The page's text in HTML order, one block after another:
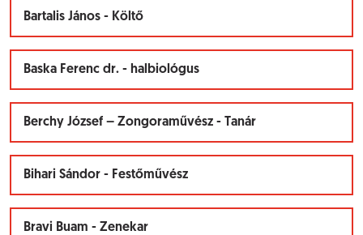
Bartalis János - Költő
Baska Ferenc dr. - halbiológus
Berchy József – Zongoraművész - Tanár
Bihari Sándor - Festőművész
Bravi Buam - Zenekar